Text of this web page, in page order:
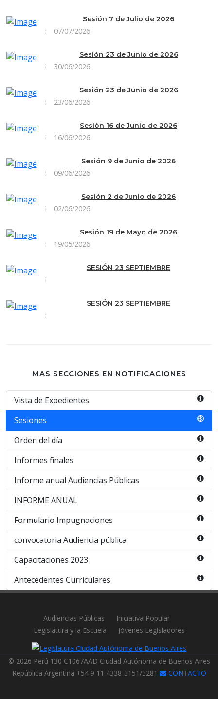
Sesión 7 de Julio de 2026
07/07/2026
Sesión 23 de Junio de 2026
30/06/2026
Sesión 23 de Junio de 2026
23/06/2026
Sesión 16 de Junio de 2026
16/06/2026
Sesión 9 de Junio de 2026
09/06/2026
Sesión 2 de Junio de 2026
02/06/2026
Sesión 19 de Mayo de 2026
19/05/2026
SESIÓN 23 SEPTIEMBRE
SESIÓN 23 SEPTIEMBRE
MAS SECCIONES EN NOTIFICACIONES
Vista de Expedientes
Sesiones
Orden del día
Informes finales
Informe anual Audiencias Públicas
INFORME ANUAL
Formulario Impugnaciones
convocatoria Audiencia pública
Capacitaciones 2023
Antecedentes Curriculares
Audiencias Públicas
Iniciativa Popular
Legislatura y la Escuela
Jóvenes Legisladores
© 2026 Perú 130 C1067AAD Ciudad Autónoma de Buenos Aires
República Argentina +54 9 11 4338-3151/3281
CONTACTO